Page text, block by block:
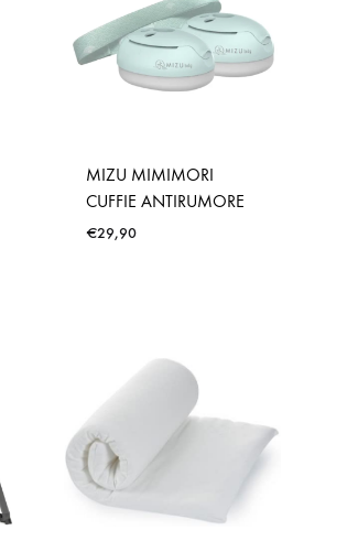
MIZU MIMIMORI
CUFFIE ANTIRUMORE
€29,90